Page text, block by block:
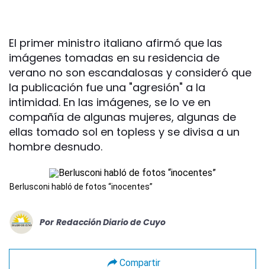
El primer ministro italiano afirmó que las
imágenes tomadas en su residencia de
verano no son escandalosas y consideró que
la publicación fue una "agresión" a la
intimidad. En las imágenes, se lo ve en
compañía de algunas mujeres, algunas de
ellas tomado sol en topless y se divisa a un
hombre desnudo.
Berlusconi habló de fotos “inocentes”
Por Redacción Diario de Cuyo
Compartir